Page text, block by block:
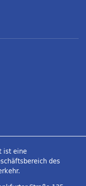
ist eine
des